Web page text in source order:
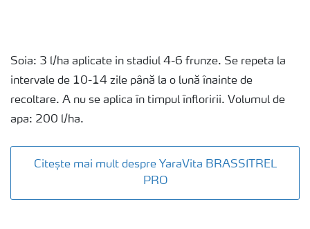
Soia: 3 l/ha aplicate in stadiul 4-6 frunze. Se repeta la
intervale de 10-14 zile până la o lună înainte de
recoltare. A nu se aplica în timpul înfloririi. Volumul de
apa: 200 l/ha.
Citește mai mult despre YaraVita BRASSITREL
PRO